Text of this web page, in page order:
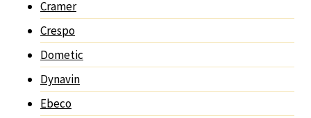
Cramer
Crespo
Dometic
Dynavin
Ebeco